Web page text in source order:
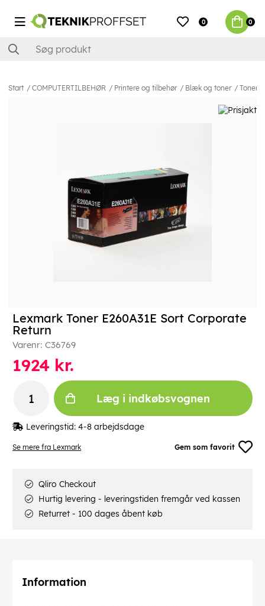
0 0
Start COMPUTERTILBEHØR Printere og tilbehør Blæk og toner Toner
Se mere fra Lexmark Gem som favorit
Lexmark Toner E260A31E Sort Corporate
Return
Varenr: C36769
1924 kr.
Læg i indkøbsvognen
Leveringstid: 4-8 arbejdsdage
Qliro Checkout
Hurtig levering - leveringstiden fremgår ved kassen
Returret - 100 dages åbent køb
Information